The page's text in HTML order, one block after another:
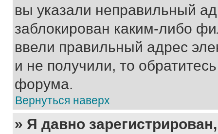
вы указали неправильный
заблокирован каким-либо
ввели правильный адрес
и не получили, то
форума.
Вернуться наверх
» Я давно